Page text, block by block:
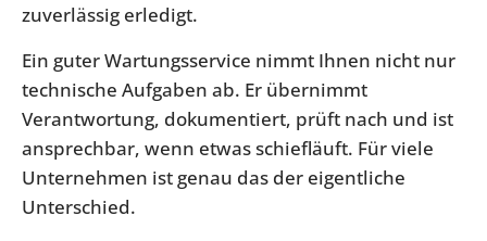
zuverlässig erledigt.
Ein guter Wartungsservice nimmt Ihnen nicht nur
technische Aufgaben ab. Er übernimmt
Verantwortung, dokumentiert, prüft nach und ist
ansprechbar, wenn etwas schiefläuft. Für viele
Unternehmen ist genau das der eigentliche
Unterschied.